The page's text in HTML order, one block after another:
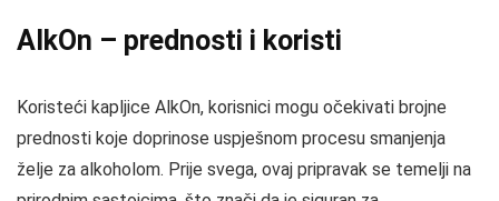
AlkOn – prednosti i koristi
Koristeći kapljice AlkOn, korisnici mogu očekivati brojne
prednosti koje doprinose uspješnom procesu smanjenja
želje za alkoholom. Prije svega, ovaj pripravak se temelji na